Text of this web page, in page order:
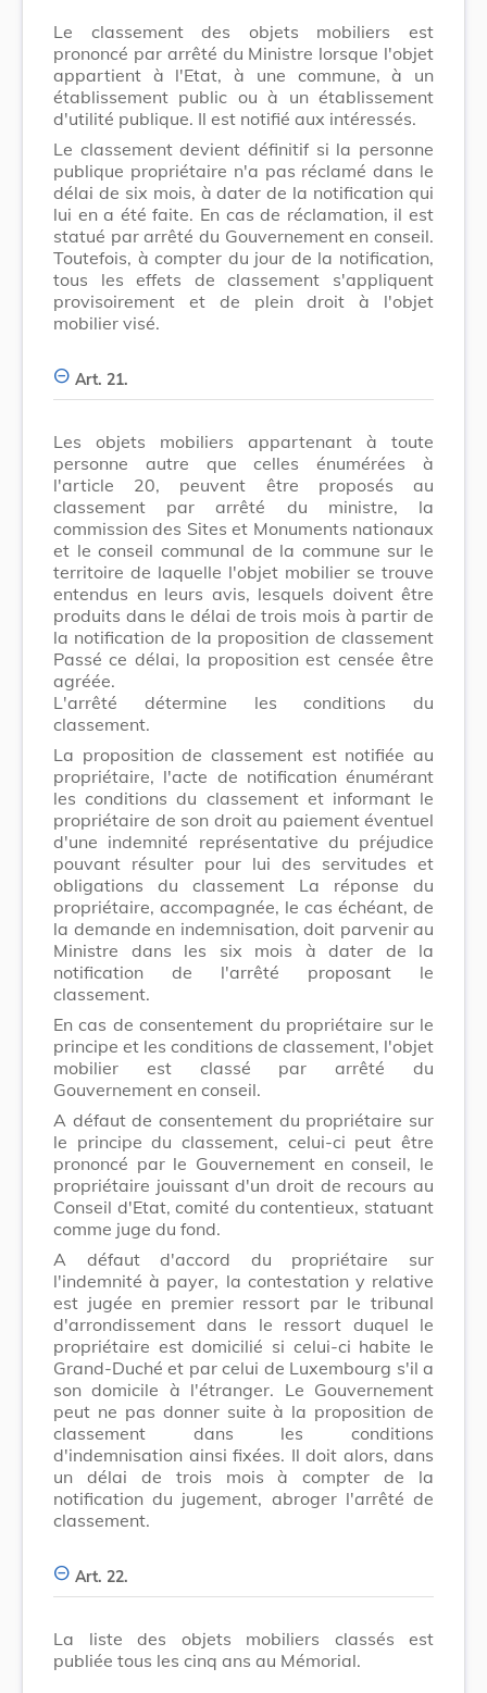
Le classement des objets mobiliers est
prononcé par arrêté du Ministre lorsque l'objet
appartient à l'Etat, à une commune, à un
établissement public ou à un établissement
d'utilité publique. Il est notifié aux intéressés.
Le classement devient définitif si la personne
publique propriétaire n'a pas réclamé dans le
délai de six mois, à dater de la notification qui
lui en a été faite. En cas de réclamation, il est
statué par arrêté du Gouvernement en conseil.
Toutefois, à compter du jour de la notification,
tous les effets de classement s'appliquent
provisoirement et de plein droit à l'objet
mobilier visé.
Art. 21.
Les objets mobiliers appartenant à toute
personne autre que celles énumérées à
l'article 20, peuvent être proposés au
classement par arrêté du ministre, la
commission des Sites et Monuments nationaux
et le conseil communal de la commune sur le
territoire de laquelle l'objet mobilier se trouve
entendus en leurs avis, lesquels doivent être
produits dans le délai de trois mois à partir de
la notification de la proposition de classement
Passé ce délai, la proposition est censée être
agréée.
L'arrêté détermine les conditions du
classement.
La proposition de classement est notifiée au
propriétaire, l'acte de notification énumérant
les conditions du classement et informant le
propriétaire de son droit au paiement éventuel
d'une indemnité représentative du préjudice
pouvant résulter pour lui des servitudes et
obligations du classement La réponse du
propriétaire, accompagnée, le cas échéant, de
la demande en indemnisation, doit parvenir au
Ministre dans les six mois à dater de la
notification de l'arrêté proposant le
classement.
En cas de consentement du propriétaire sur le
principe et les conditions de classement, l'objet
mobilier est classé par arrêté du
Gouvernement en conseil.
A défaut de consentement du propriétaire sur
le principe du classement, celui-ci peut être
prononcé par le Gouvernement en conseil, le
propriétaire jouissant d'un droit de recours au
Conseil d'Etat, comité du contentieux, statuant
comme juge du fond.
A défaut d'accord du propriétaire sur
l'indemnité à payer, la contestation y relative
est jugée en premier ressort par le tribunal
d'arrondissement dans le ressort duquel le
propriétaire est domicilié si celui-ci habite le
Grand-Duché et par celui de Luxembourg s'il a
son domicile à l'étranger. Le Gouvernement
peut ne pas donner suite à la proposition de
classement dans les conditions
d'indemnisation ainsi fixées. Il doit alors, dans
un délai de trois mois à compter de la
notification du jugement, abroger l'arrêté de
classement.
Art. 22.
La liste des objets mobiliers classés est
publiée tous les cinq ans au Mémorial.